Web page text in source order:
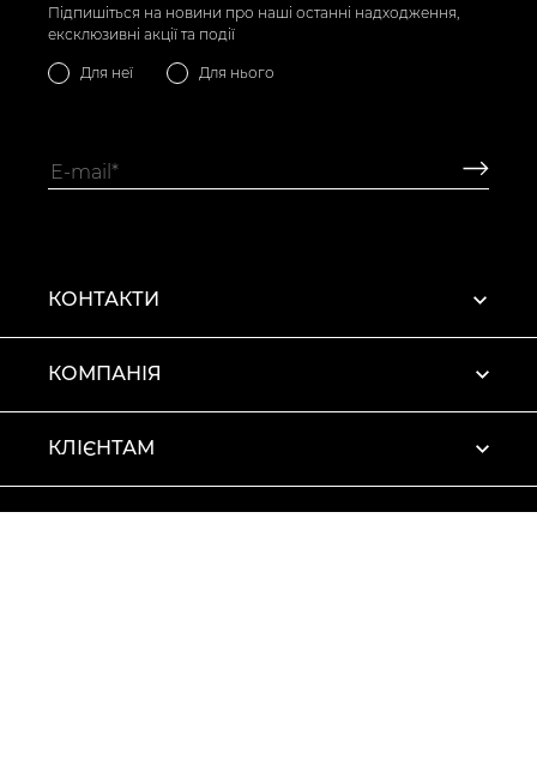
Підпишіться на новини про наші останні надходження,
ексклюзивні акції та події
Для неї Для нього
КОНТАКТИ
КОМПАНІЯ
КЛІЄНТАМ